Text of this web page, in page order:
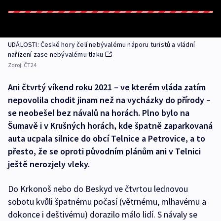
UDÁLOSTI: České hory čelí nebývalému náporu turistů a vládní
nařízení zase nebývalému tlaku
Zdroj: ČT24
Ani čtvrtý víkend roku 2021 – ve kterém vláda zatím
nepovolila chodit jinam než na vycházky do přírody –
se neobešel bez návalů na horách. Plno bylo na
Šumavě i v Krušných horách, kde špatně zaparkovaná
auta ucpala silnice do obcí Telnice a Petrovice, a to
přesto, že se oproti původním plánům ani v Telnici
ještě nerozjely vleky.
Do Krkonoš nebo do Beskyd ve čtvrtou lednovou
sobotu kvůli špatnému počasí (větrnému, mlhavému a
dokonce i deštivému) dorazilo málo lidí. S návaly se